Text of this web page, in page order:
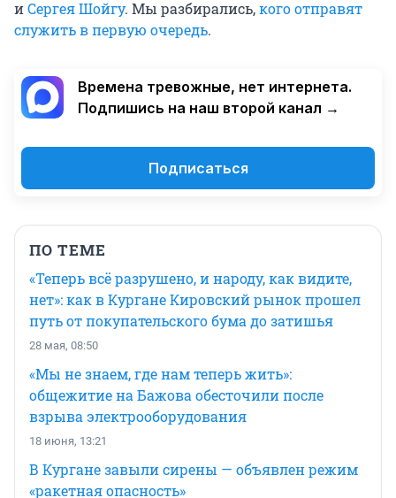
иСергея Шойгу. Мы разбирались,кого отправят
служить в первую очередь.
Времена тревожные, нет интернета.
Подпишись на наш второй канал →
Подписаться
ПО ТЕМЕ
«Теперь всё разрушено, и народу, как видите,
нет»: как в Кургане Кировский рынок прошел
путь от покупательского бума до затишья
28 мая, 08:50
«Мы не знаем, где нам теперь жить»:
общежитие на Бажова обесточили после
взрыва электрооборудования
18 июня, 13:21
В Кургане завыли сирены — объявлен режим
«ракетная опасность»